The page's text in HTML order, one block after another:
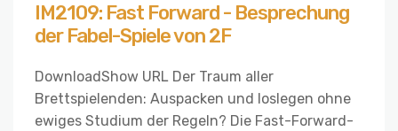
IM2109: Fast Forward - Besprechung
der Fabel-Spiele von 2F
DownloadShow URL Der Traum aller
Brettspielenden: Auspacken und loslegen ohne
ewiges Studium der Regeln? Die Fast-Forward-